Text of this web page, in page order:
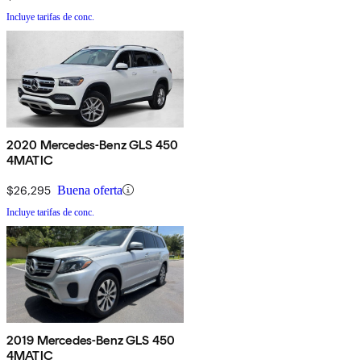
Incluye tarifas de conc.
2020 Mercedes-Benz GLS 450
4MATIC
$26,295 Buena oferta
Incluye tarifas de conc.
2019 Mercedes-Benz GLS 450
4MATIC